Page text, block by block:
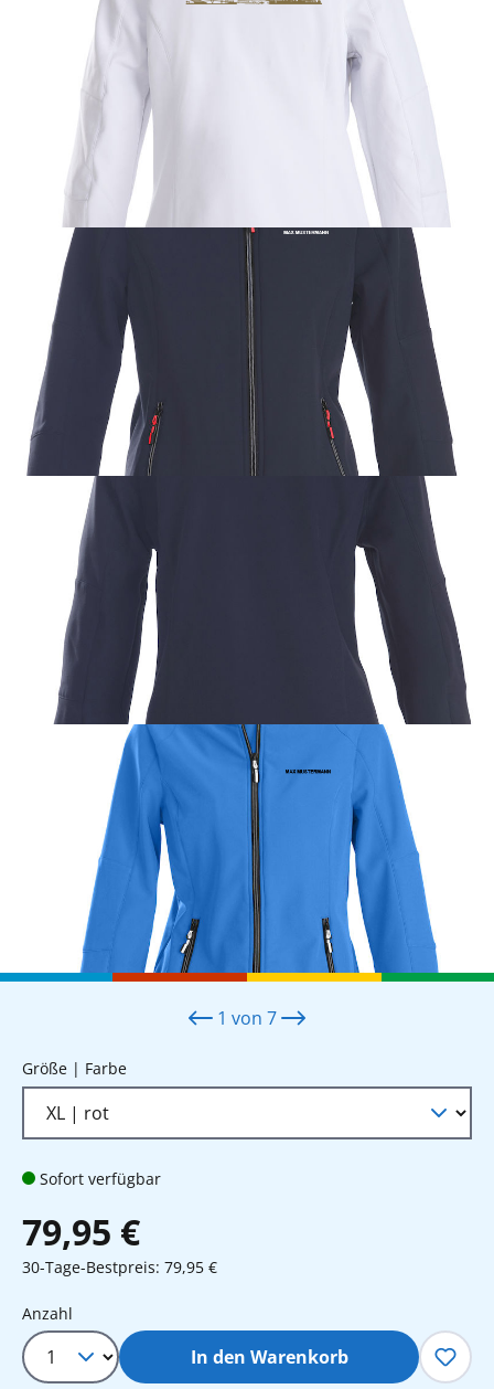
1 von 7
Größe | Farbeauswählen
Sofort verfügbar
79,95 €
30-Tage-Bestpreis: 79,95 €
Produkt Anzahl: Gib den
Anzahl
In den Warenkorb